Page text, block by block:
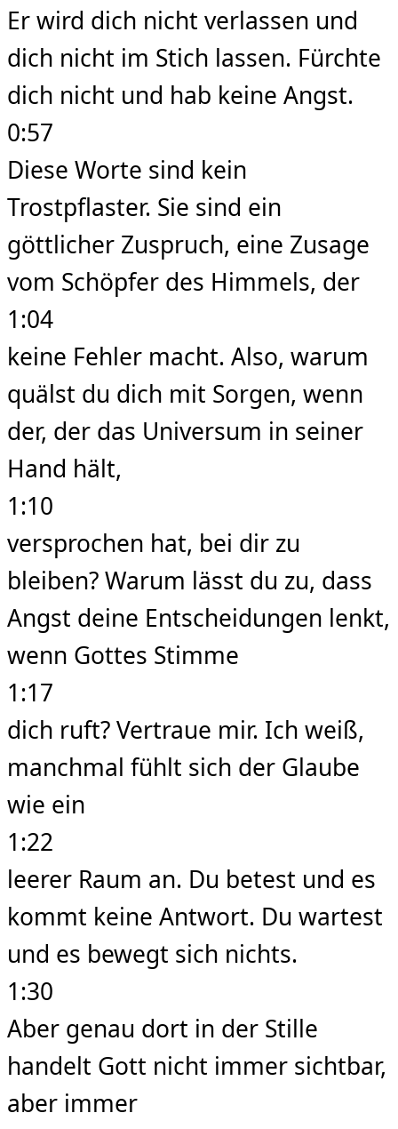
Er wird dich nicht verlassen und
dich nicht im Stich lassen. Fürchte
dich nicht und hab keine Angst.
0:57
Diese Worte sind kein
Trostpflaster. Sie sind ein
göttlicher Zuspruch, eine Zusage
vom Schöpfer des Himmels, der
1:04
keine Fehler macht. Also, warum
quälst du dich mit Sorgen, wenn
der, der das Universum in seiner
Hand hält,
1:10
versprochen hat, bei dir zu
bleiben? Warum lässt du zu, dass
Angst deine Entscheidungen lenkt,
wenn Gottes Stimme
1:17
dich ruft? Vertraue mir. Ich weiß,
manchmal fühlt sich der Glaube
wie ein
1:22
leerer Raum an. Du betest und es
kommt keine Antwort. Du wartest
und es bewegt sich nichts.
1:30
Aber genau dort in der Stille
handelt Gott nicht immer sichtbar,
aber immer